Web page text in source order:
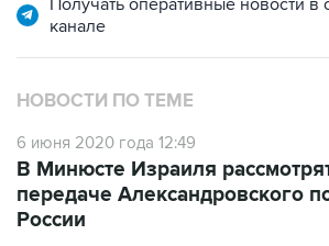
Получать оперативные новости
канале
НОВОСТИ ПО ТЕМЕ
6 июня 2020 года 12:49
В Минюсте Израиля
передаче Александровского
России